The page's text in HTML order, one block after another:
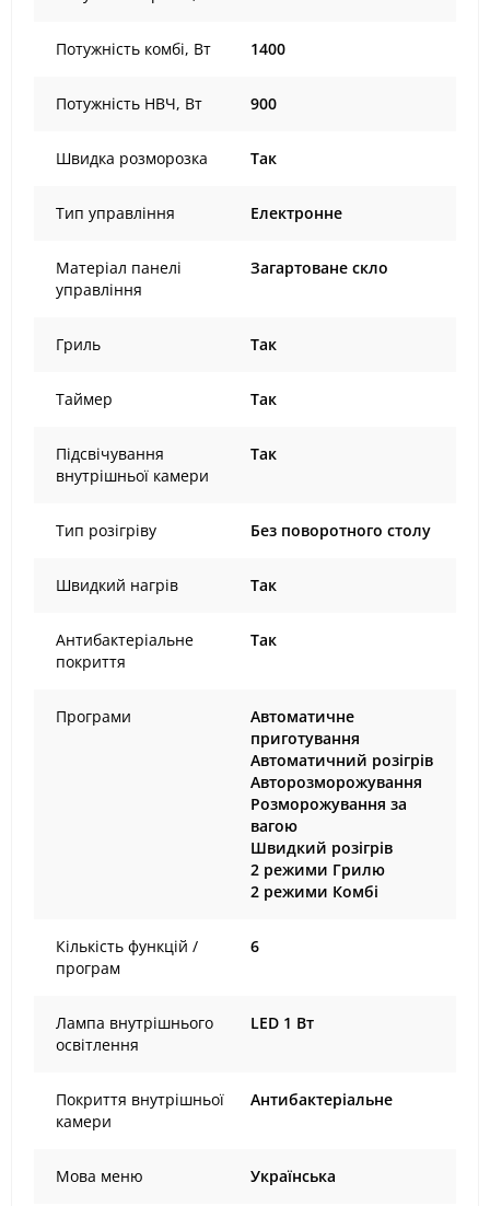
Потужність комбі, Вт 1400
Потужність НВЧ, Вт 900
Швидка розморозка Так
Тип управління Електронне
Матеріал панелі
управління
Загартоване скло
Гриль Так
Таймер Так
Підсвічування
внутрішньої камери
Так
Тип розігріву Без поворотного столу
Швидкий нагрів Так
Антибактеріальне
покриття
Так
Програми
Автоматичне
приготування
Автоматичний розігрів
Авторозморожування
Розморожування за
вагою
Швидкий розігрів
2 режими Грилю
2 режими Комбі
Кількість функцій /
програм
6
Лампа внутрішнього
освітлення
LED 1 Вт
Покриття внутрішньої
камери
Антибактеріальне
Мова меню Українська